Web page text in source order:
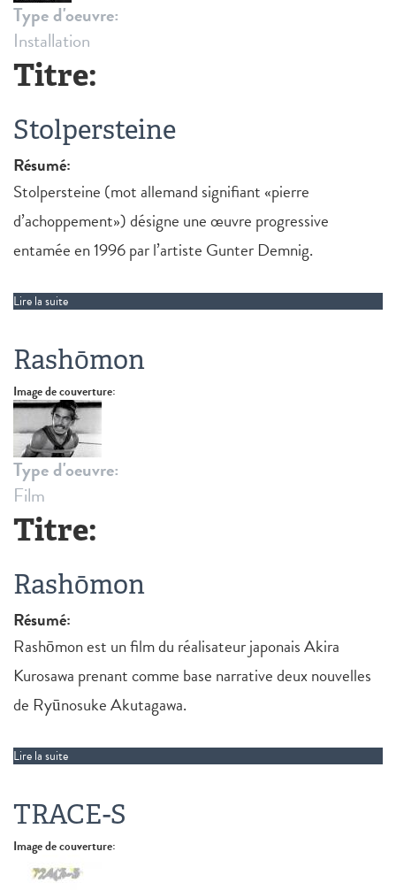
Type d'oeuvre:
Installation
Titre:
Stolpersteine
Résumé:
Stolpersteine (mot allemand signifiant «pierre
d’achoppement») désigne une œuvre progressive
entamée en 1996 par l’artiste Gunter Demnig.
Lire la suite
Rashōmon
Image de couverture:
Type d'oeuvre:
Film
Titre:
Rashōmon
Résumé:
Rashōmon est un film du réalisateur japonais Akira
Kurosawa prenant comme base narrative deux nouvelles
de Ryūnosuke Akutagawa.
Lire la suite
TRACE-S
Image de couverture: